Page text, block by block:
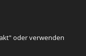
oder verwenden